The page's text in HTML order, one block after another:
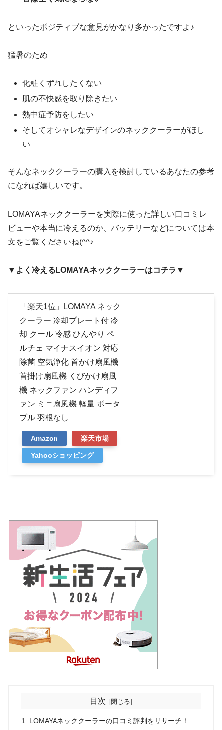
といったポジティブな意見がかなり多かったですよ♪
猛暑のため
化粧くずれしたくない
肌の不快感を取り除きたい
熱中症予防をしたい
そしてオシャレなデザインのネッククーラーがほし
い
そんなネッククーラーの購入を検討しているあなたの参考
になれば嬉しいです。
LOMAYAネッククーラーを実際に使った詳しい口コミレ
ビューや本当に冷えるのか、バッテリーなどについては本
文をご覧くださいね(^^♪
▼よく冷えるLOMAYAネッククーラーはコチラ▼
「楽天1位」LOMAYA ネック
クーラー 冷却プレート付 冷
却 クール 冷感 ひんやり ペ
ルチェ マイナスイオン 対応
除菌 空気浄化 首かけ扇風機
首掛け扇風機 くびかけ扇風
機 ネックファン ハンディフ
ァン ミニ扇風機 軽量 ポータ
ブル 羽根なし
Amazon 楽天市場
Yahooショッピング
目次
LOMAYAネッククーラーの口コミ評判をリサーチ！